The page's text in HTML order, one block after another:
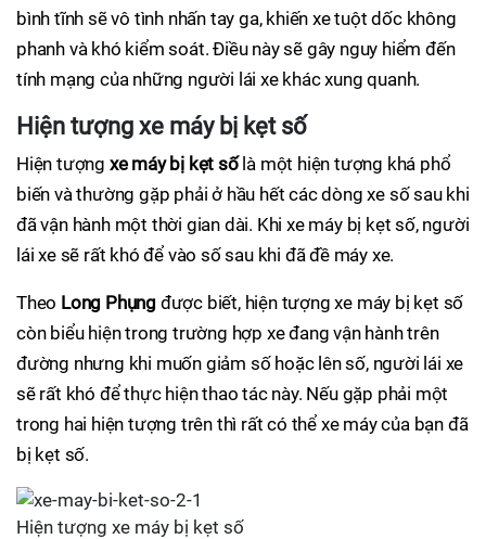
bình tĩnh sẽ vô tình nhấn tay ga, khiến xe tuột dốc không
phanh và khó kiểm soát. Điều này sẽ gây nguy hiểm đến
tính mạng của những người lái xe khác xung quanh.
Hiện tượng xe máy bị kẹt số
Hiện tượng xe máy bị kẹt sốlà một hiện tượng khá phổ
biến và thường gặp phải ở hầu hết các dòng xe số sau khi
đã vận hành một thời gian dài. Khi xe máy bị kẹt số, người
lái xe sẽ rất khó để vào số sau khi đã đề máy xe.
Theo Long Phụng được biết, hiện tượng xe máy bị kẹt số
còn biểu hiện trong trường hợp xe đang vận hành trên
đường nhưng khi muốn giảm số hoặc lên số, người lái xe
sẽ rất khó để thực hiện thao tác này. Nếu gặp phải một
trong hai hiện tượng trên thì rất có thể xe máy của bạn đã
bị kẹt số.
Hiện tượng xe máy bị kẹt số